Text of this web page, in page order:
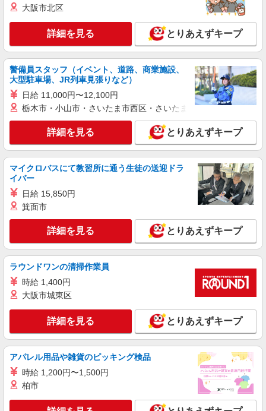
大阪市北区
詳細を見る とりあえずキープ
警備員スタッフ（イベント、道路、商業施設、
大型駐車場、JR列車見張りなど）
日給 11,000円〜12,100円
栃木市・小山市・さいたま市西区・さいたま市岩槻区・久喜市・
詳細を見る とりあえずキープ
マイクロバスにて教習所に通う生徒の送迎ドラ
イバー
日給 15,850円
箕面市
詳細を見る とりあえずキープ
ラウンドワンの清掃作業員
時給 1,400円
大阪市城東区
詳細を見る とりあえずキープ
アパレル用品や雑貨のピッキング検品
時給 1,200円〜1,500円
柏市